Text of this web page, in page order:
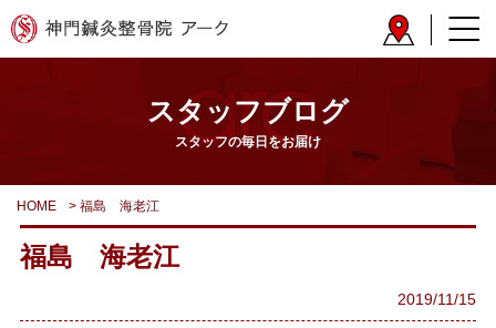
スタッフブログ
スタッフの毎日をお届け
HOME > 福島 海老江
福島 海老江
2019/11/15